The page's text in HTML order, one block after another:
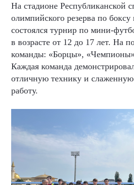
На стадионе Республиканской
олимпийского резерва по боксу
состоялся турнир по мини-
в возрасте от 12 до 17 лет. На
команды: «Борцы»,
Каждая команда
отличную технику и
работу.